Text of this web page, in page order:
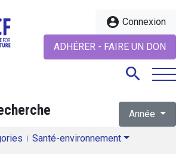
account_circle Connexion
ADHÉRER - FAIRE UN DON
search
Année
Santé-environnement